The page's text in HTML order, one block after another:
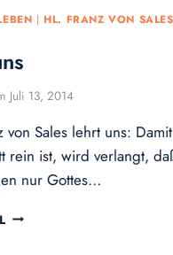
| HL. FRANZ VON SALES
Juli 13, 2014
von Sales lehrt uns:
rein ist, wird verlangt,
nur Gottes…
GOTT